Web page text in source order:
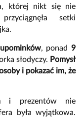
której nikt się nie
setki
, ponad 9
słodyczy. Pomysł
i pokazać im, że
i prezentów nie
była wyjątkowa.